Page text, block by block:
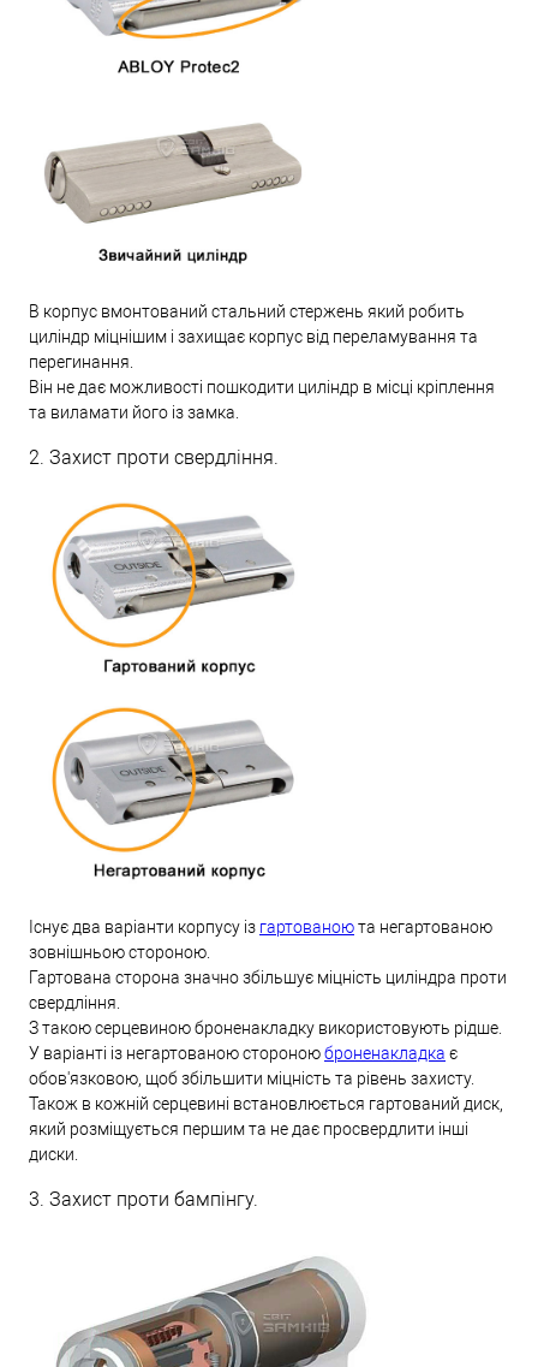
В корпус вмонтований стальний стержень який робить
циліндр міцнішим і захищає корпус від переламування та
перегинання.
Він не дає можливості пошкодити циліндр в місці кріплення
та виламати його із замка.
2. Захист проти свердління.
Існує два варіанти корпусу із гартованоюта негартованою
зовнішньою стороною.
Гартована сторона значно збільшує міцність циліндра проти
свердління.
З такою серцевиною броненакладку використовують рідше.
У варіанті із негартованою стороноюброненакладка є
обов'язковою, щоб збільшити міцність та рівень захисту.
Також в кожній серцевині встановлюється гартований диск,
який розміщується першим та не дає просвердлити інші
диски.
3. Захист проти бампінгу.